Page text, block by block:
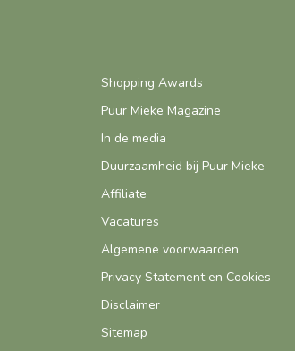
Shopping Awards
Puur Mieke Magazine
In de media
Duurzaamheid bij Puur Mieke
Affiliate
Vacatures
Algemene voorwaarden
Privacy Statement en Cookies
Disclaimer
Sitemap